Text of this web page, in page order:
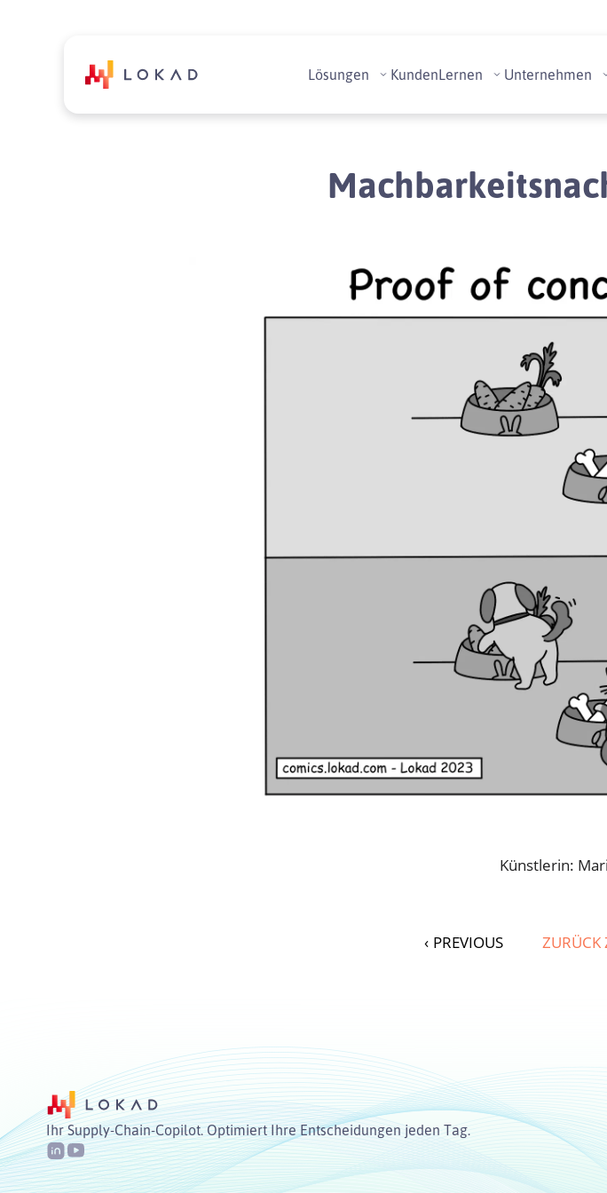
Lösungen KundenLernen Unternehmen
Künstlerin:
‹ PREVIOUS ZURÜCK
Ihr Supply-Chain-Copilot. Optimiert Ihre Entscheidungen jeden Tag.